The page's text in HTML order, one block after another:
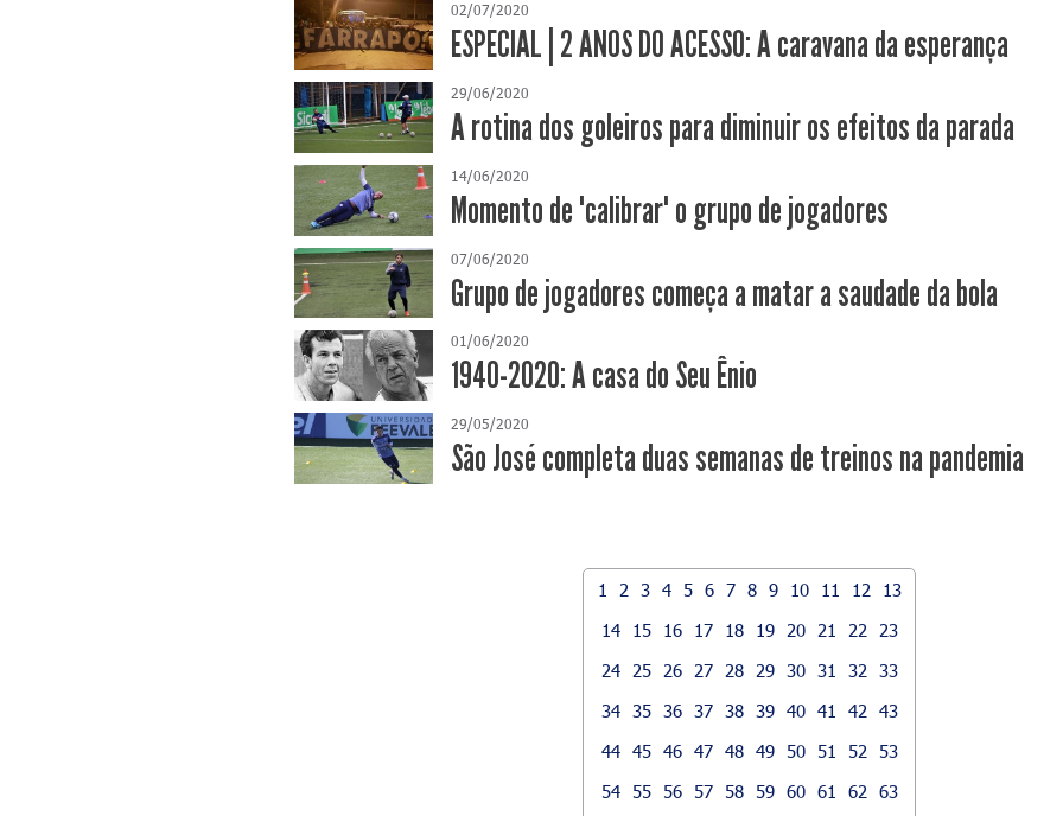
02/07/2020
ESPECIAL | 2 ANOS DO ACESSO: A caravana da esperança
29/06/2020
A rotina dos goleiros para diminuir os efeitos da parada
14/06/2020
Momento de "calibrar" o grupo de jogadores
07/06/2020
Grupo de jogadores começa a matar a saudade da bola
01/06/2020
1940-2020: A casa do Seu Ênio
29/05/2020
São José completa duas semanas de treinos na pandemia
1 2 3 4 5 6 7 8 9 10 11 12
13
14
15 16 17 18 19 20 21 22
23
24
25 26 27 28 29 30 31 32
33
34 35 36 37 38 39 40 41 42
43
44 45 46 47 48 49 50 51 52
53
54 55 56 57 58 59 60 61 62
63